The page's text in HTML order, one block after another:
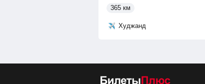
Худжанд
365 км